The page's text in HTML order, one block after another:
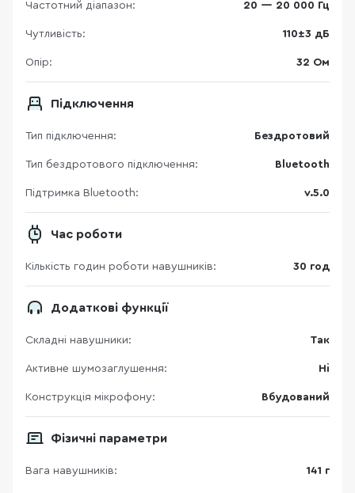
Частотний діапазон: 20 — 20 000 Гц
Чутливість: 110±3 дБ
Опір: 32 Ом
Підключення
Тип підключення: Бездротовий
Тип бездротового підключення: Bluetooth
Підтримка Bluetooth: v.5.0
Час роботи
Кількість годин роботи навушників: 30 год
Додаткові функції
Складні навушники: Так
Активне шумозаглушення: Ні
Конструкція мікрофону: Вбудований
Фізичні параметри
Вага навушників: 141 г